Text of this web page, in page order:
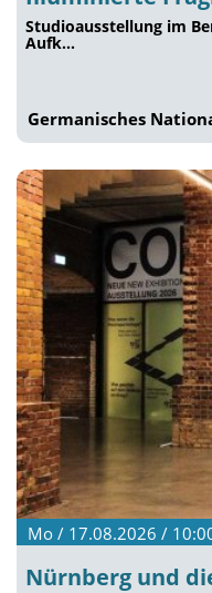
Studioausstellung im
Aufk…
Germanisches
Mo / 17.08.2026 /
Nürnberg und